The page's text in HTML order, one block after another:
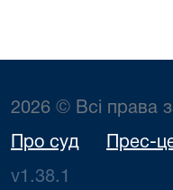
2026 © Всі права
Про суд Прес-
v1.38.1